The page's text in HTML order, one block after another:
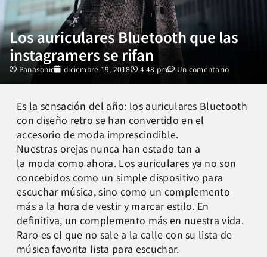
Los auriculares Bluetooth que las
instagramers se rifan
Panasonic diciembre 19, 2018 4:48 pm Un comentario
Es la sensación del año: los auriculares Bluetooth
con diseño retro se han convertido en el
accesorio de moda imprescindible.
Nuestras orejas nunca han estado tan a
la moda como ahora. Los auriculares ya no son
concebidos como un simple dispositivo para
escuchar música, sino como un complemento
más a la hora de vestir y marcar estilo. En
definitiva, un complemento más en nuestra vida.
Raro es el que no sale a la calle con su lista de
música favorita lista para escuchar.